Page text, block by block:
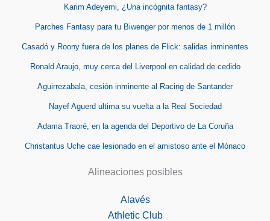
Karim Adeyemi, ¿Una incógnita fantasy?
Parches Fantasy para tu Biwenger por menos de 1 millón
Casadó y Roony fuera de los planes de Flick: salidas inminentes
Ronald Araujo, muy cerca del Liverpool en calidad de cedido
Aguirrezabala, cesión inminente al Racing de Santander
Nayef Aguerd ultima su vuelta a la Real Sociedad
Adama Traoré, en la agenda del Deportivo de La Coruña
Christantus Uche cae lesionado en el amistoso ante el Mónaco
Alineaciones posibles
Alavés
Athletic Club